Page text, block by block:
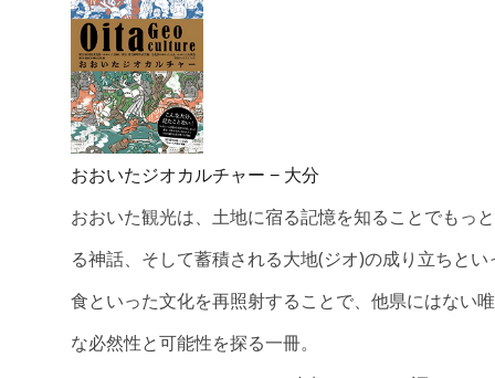
おおいたジオカルチャー − 大分
おおいた観光は、土地に宿る記憶を知ることでもっ
る神話、そして蓄積される大地(ジオ)の成り立ちと
食といった文化を再照射することで、他県にはない
な必然性と可能性を探る一冊。